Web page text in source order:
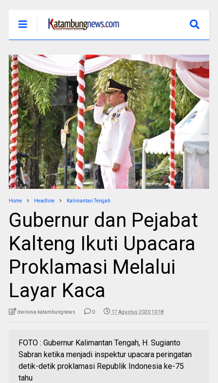
Home Headline Kalimantan Tengah
Gubernur dan Pejabat
Kalteng Ikuti Upacara
Proklamasi Melalui
Layar Kaca
dwinova katambungnews 0 17 Agustus 2020 10:18
FOTO : Gubernur Kalimantan Tengah, H. Sugianto
Sabran ketika menjadi inspektur upacara peringatan
detik-detik proklamasi Republik Indonesia ke-75
tahu